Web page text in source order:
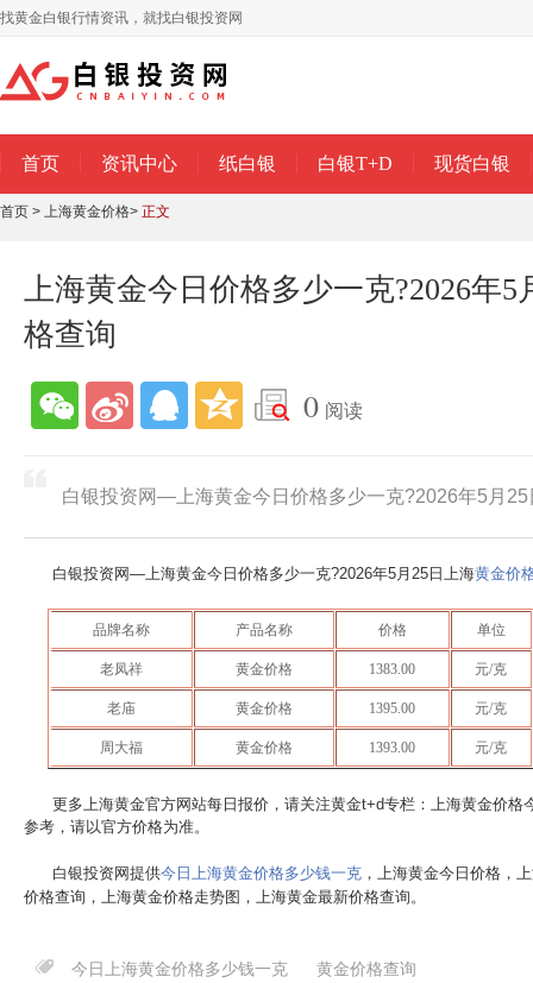
找黄金白银行情资讯，就找白银投资网
首页 资讯中心 纸白银 白银T+D 现货白银
首页 > 上海黄金价格> 正文
上海黄金今日价格多少一克?2026年5
格查询
0 阅读
白银投资网—上海黄金今日价格多少一克?2026年5月
白银投资网—上海黄金今日价格多少一克?2026年5月25日 上海黄金价
品牌名称 产品名称 价格 单位
老凤祥 黄金价格 1383.00 元/克
老庙 黄金价格 1395.00 元/克
周大福 黄金价格 1393.00 元/克
更多上海黄金官方网站每日报价，请关注黄金t+d专栏：上海黄金价格
参考，请以官方价格为准。
白银投资网提供今日上海黄金价格多少钱一克 ，上海黄金今日价格，
价格查询，上海黄金价格走势图，上海黄金最新价格查询。
今日上海黄金价格多少钱一克 黄金价格查询